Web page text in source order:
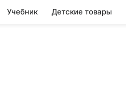
Учебник Детские товары